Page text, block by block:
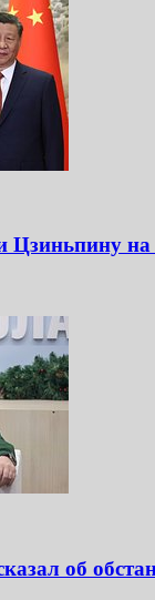
Цзиньпину
об